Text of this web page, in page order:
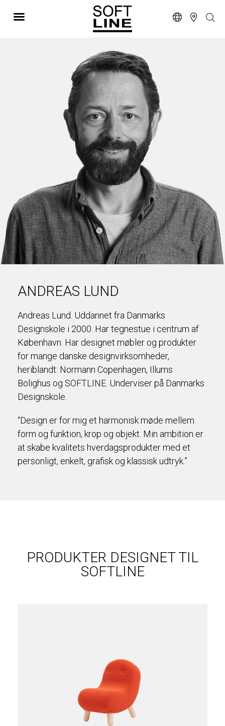
ANDREAS LUND
Andreas Lund. Uddannet fra Danmarks
Designskole i 2000. Har tegnestue i centrum af
København. Har designet møbler og produkter
for mange danske designvirksomheder,
heriblandt: Normann Copenhagen, Illums
Bolighus og SOFTLINE. Underviser på Danmarks
Designskole.
“Design er for mig et harmonisk møde mellem
form og funktion, krop og objekt. Min ambition er
at skabe kvalitets hverdagsprodukter med et
personligt, enkelt, grafisk og klassisk udtryk.”
PRODUKTER DESIGNET TIL
SOFTLINE